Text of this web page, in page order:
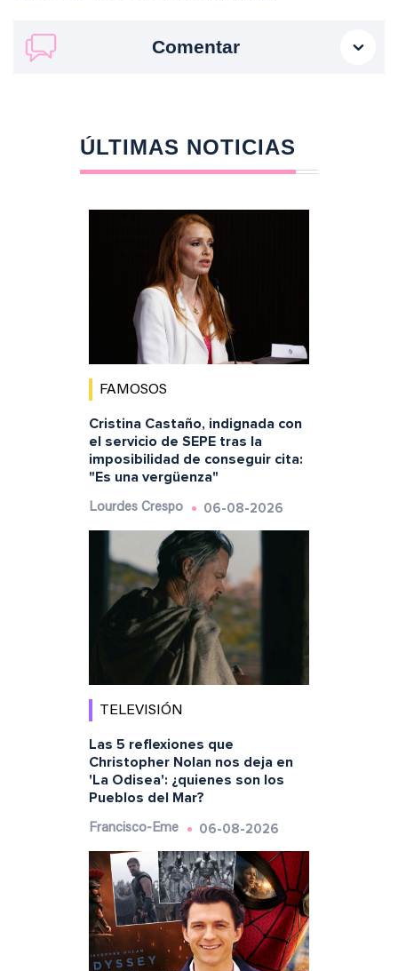
Comentar
ÚLTIMAS NOTICIAS
FAMOSOS
Cristina Castaño, indignada con
el servicio de SEPE tras la
imposibilidad de conseguir cita:
"Es una vergüenza"
Lourdes Crespo 06-08-2026
TELEVISIÓN
Las 5 reflexiones que
Christopher Nolan nos deja en
'La Odisea': ¿quienes son los
Pueblos del Mar?
Francisco-Eme 06-08-2026